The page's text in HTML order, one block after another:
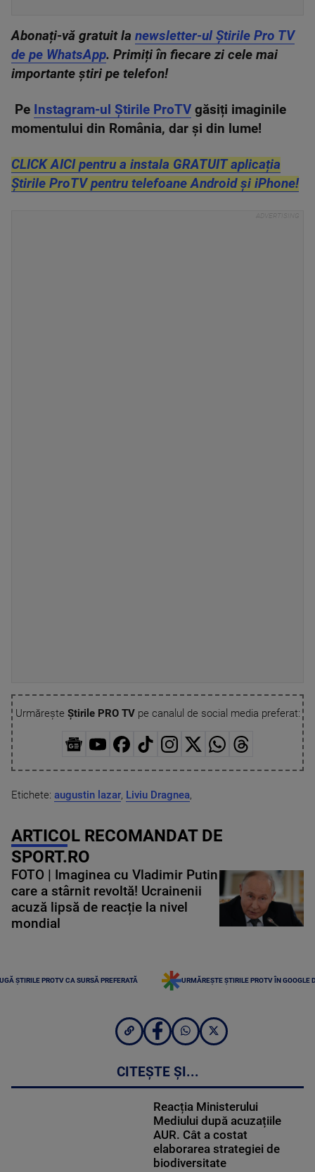
Abonați-vă gratuit la newsletter-ul Știrile Pro TV
de pe WhatsApp. Primiți în fiecare zi cele mai
importante știri pe telefon!
Pe Instagram-ul Știrile ProTV găsiți imaginile
momentului din România, dar și din lume!
CLICK AICI pentru a instala GRATUIT aplicația
Știrile ProTV pentru telefoane Android și iPhone!
Urmărește Știrile PRO TVpe canalul de social media preferat:
Etichete: augustin lazar, Liviu Dragnea,
ARTICOL RECOMANDAT DE
SPORT.RO
FOTO | Imaginea cu Vladimir Putin
care a stârnit revoltă! Ucrainenii
acuză lipsă de reacție la nivel
mondial
ȘTIRILE PROTV CA SURSĂ PREFERATĂ URMĂREȘTE ȘTIRILE PROTV ÎN GOOGLE
CITEȘTE ȘI...
Reacția Ministerului
Mediului după acuzațiile
AUR. Cât a costat
elaborarea strategiei de
biodiversitate